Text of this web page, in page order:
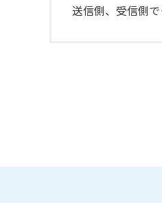
送信側、受信側